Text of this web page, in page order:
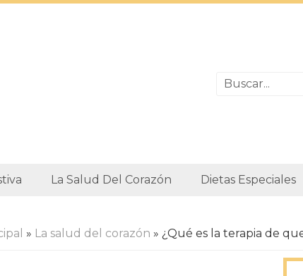
La Salud Del Corazón Dietas Especiales
» La salud del corazón » ¿Qué es la terapia de